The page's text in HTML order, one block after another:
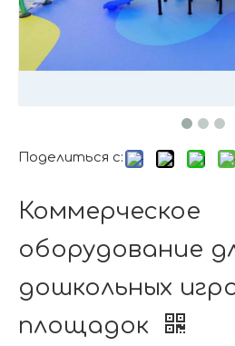
Поделиться с:
Коммерческое
оборудование
дошкольных
площадок